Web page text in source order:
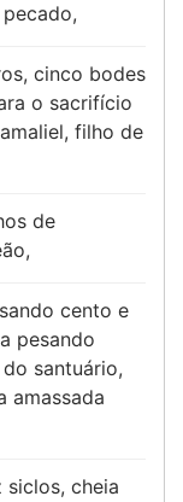
cinco bodes
o sacrifício
filho de
de
cento e
pesando
santuário,
amassada
siclos, cheia